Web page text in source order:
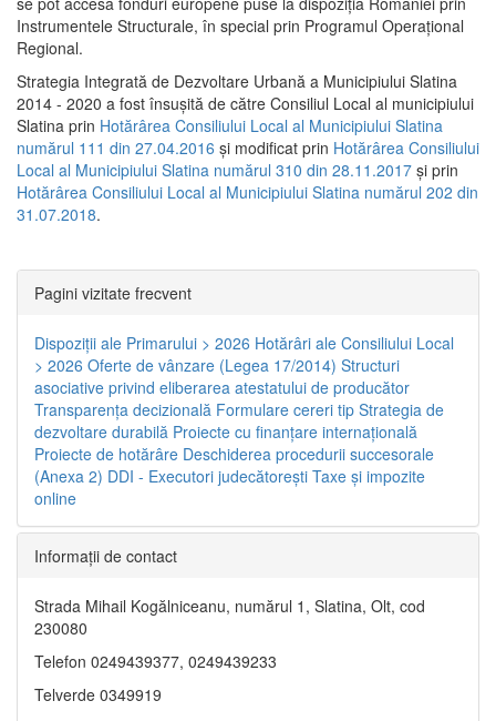
Instrumentele Structurale, în special prin Programul Operațional
Regional.
Strategia Integrată de Dezvoltare Urbană a Municipiului Slatina
2014 - 2020 a fost însuşită de către Consiliul Local al municipiului
Slatina prin Hotărârea Consiliului Local al Municipiului Slatina
numărul 111 din 27.04.2016 și modificat prin Hotărârea Consiliului
Local al Municipiului Slatina numărul 310 din 28.11.2017 și prin
Hotărârea Consiliului Local al Municipiului Slatina numărul 202 din
31.07.2018.
Pagini vizitate frecvent
Dispoziţii ale Primarului > 2026 Hotărâri ale Consiliului Local
> 2026 Oferte de vânzare (Legea 17/2014) Structuri
asociative privind eliberarea atestatului de producător
Transparenţa decizională Formulare cereri tip Strategia de
dezvoltare durabilă Proiecte cu finanţare internaţională
Proiecte de hotărâre Deschiderea procedurii succesorale
(Anexa 2) DDI - Executori judecătorești Taxe şi impozite
online
Informaţii de contact
Strada Mihail Kogălniceanu, numărul 1, Slatina, Olt, cod
230080
Telefon 0249439377, 0249439233
Telverde 0349919